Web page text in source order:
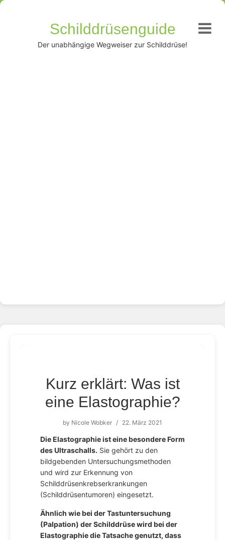
Schilddrüsenguide
Der unabhängige Wegweiser zur Schilddrüse!
Kurz erklärt: Was ist
eine Elastographie?
by Nicole Wobker / 22. März 2021
Die Elastographie ist eine besondere Form
des Ultraschalls. Sie gehört zu den
bildgebenden Untersuchungsmethoden
und wird zur Erkennung von
Schilddrüsenkrebserkrankungen
(Schilddrüsentumoren) eingesetzt.
Ähnlich wie bei der Tastuntersuchung
(Palpation) der Schilddrüse wird bei der
Elastographie die Tatsache genutzt, dass